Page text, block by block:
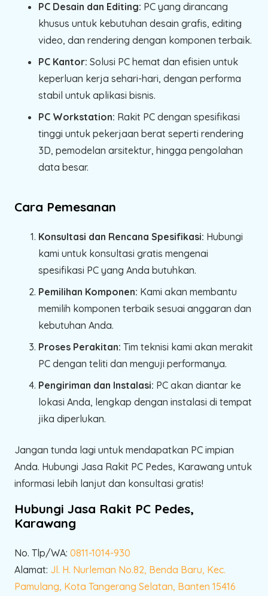
PC Desain dan Editing: PC yang dirancang
khusus untuk kebutuhan desain grafis, editing
video, dan rendering dengan komponen terbaik.
PC Kantor: Solusi PC hemat dan efisien untuk
keperluan kerja sehari-hari, dengan performa
stabil untuk aplikasi bisnis.
PC Workstation: Rakit PC dengan spesifikasi
tinggi untuk pekerjaan berat seperti rendering
3D, pemodelan arsitektur, hingga pengolahan
data besar.
Cara Pemesanan
Konsultasi dan Rencana Spesifikasi: Hubungi
kami untuk konsultasi gratis mengenai
spesifikasi PC yang Anda butuhkan.
Pemilihan Komponen: Kami akan membantu
memilih komponen terbaik sesuai anggaran dan
kebutuhan Anda.
Proses Perakitan: Tim teknisi kami akan merakit
PC dengan teliti dan menguji performanya.
Pengiriman dan Instalasi: PC akan diantar ke
lokasi Anda, lengkap dengan instalasi di tempat
jika diperlukan.
Jangan tunda lagi untuk mendapatkan PC impian
Anda. Hubungi Jasa Rakit PC Pedes, Karawang untuk
informasi lebih lanjut dan konsultasi gratis!
Hubungi Jasa Rakit PC Pedes,
Karawang
No. Tlp/WA: 0811-1014-930
Alamat: Jl. H. Nurleman No.82, Benda Baru, Kec.
Pamulang, Kota Tangerang Selatan, Banten 15416